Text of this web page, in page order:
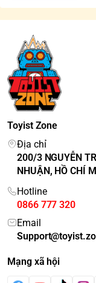
Toyist Zone
Địa chỉ
200/3 NGUYỄN
NHUẬN, HỒ CHÍ
Hotline
0866 777 320
Email
Mạng xã hội